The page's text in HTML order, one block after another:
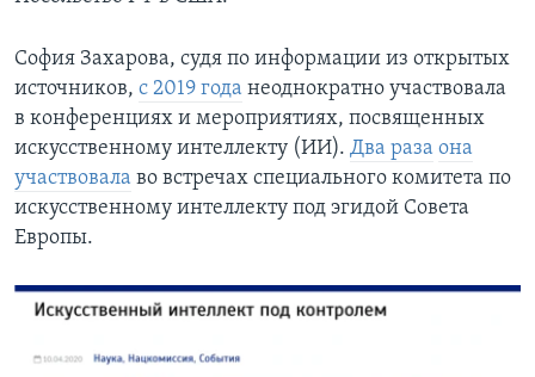
София Захарова, судя по информации из открытых
источников, с 2019 года неоднократно участвовала
в конференциях и мероприятиях, посвященных
искусственному интеллекту (ИИ). Два раза она
участвовала во встречах специального комитета по
искусственному интеллекту под эгидой Совета
Европы.